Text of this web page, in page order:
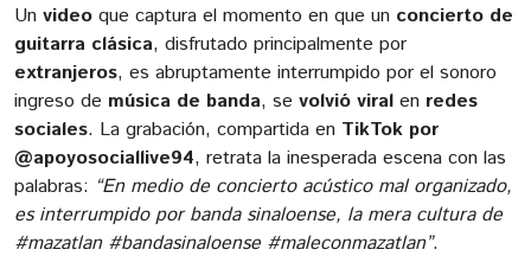
Un video que captura el momento en que un concierto de
guitarra clásica, disfrutado principalmente por
extranjeros, es abruptamente interrumpido por el sonoro
ingreso de música de banda, se volvió viral en redes
sociales. La grabación, compartida en TikTok por
@apoyosociallive94, retrata la inesperada escena con las
palabras: “En medio de concierto acústico mal organizado,
es interrumpido por banda sinaloense, la mera cultura de
#mazatlan #bandasinaloense #maleconmazatlan”.